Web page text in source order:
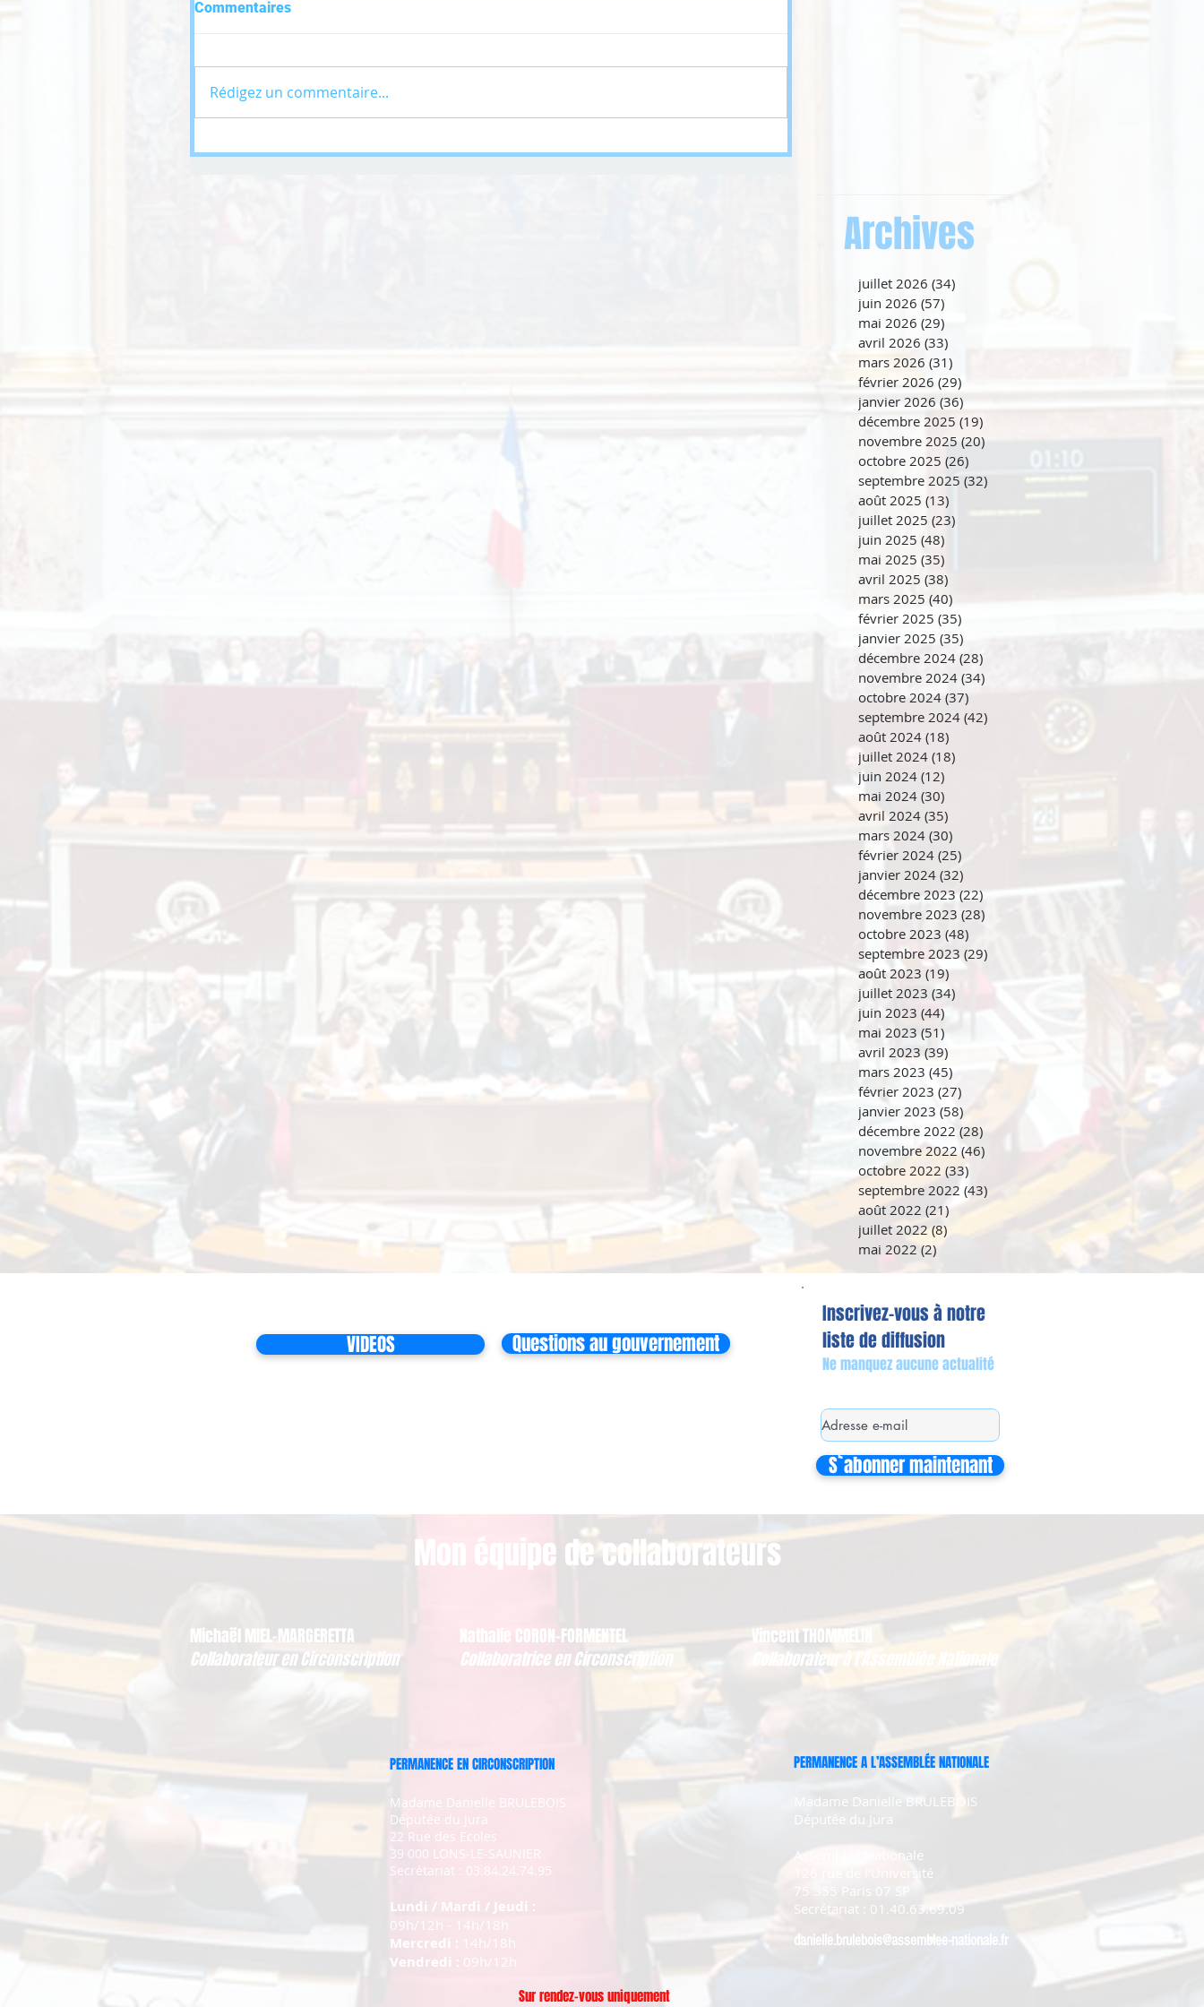
Commentaires
Rédigez un commentaire...
Archives
juillet 2026 (34)
juin 2026 (57)
mai 2026 (29)
avril 2026 (33)
mars 2026 (31)
février 2026 (29)
janvier 2026 (36)
décembre 2025 (19)
novembre 2025 (20)
octobre 2025 (26)
septembre 2025 (32) 32 posts
août 2025 (13)
juillet 2025 (23)
juin 2025 (48)
mai 2025 (35)
avril 2025 (38)
mars 2025 (40)
février 2025 (35)
janvier 2025 (35)
décembre 2024 (28)
novembre 2024 (34)
octobre 2024 (37)
septembre 2024 (42)
août 2024 (18)
juillet 2024 (18)
juin 2024 (12)
mai 2024 (30)
avril 2024 (35)
mars 2024 (30)
février 2024 (25)
janvier 2024 (32)
décembre 2023 (22)22 posts
novembre 2023 (28)
octobre 2023 (48)
septembre 2023 (29)
août 2023 (19)19 posts
juillet 2023 (34)
juin 2023 (44) 44 posts
mai 2023 (51)
avril 2023 (39)
mars 2023 (45) 45 posts
février 2023 (27)
janvier 2023 (58)
décembre 2022 (28)
novembre 2022 (46)
octobre 2022 (33)
septembre 2022 (43)
août 2022 (21)21 posts
juillet 2022 (8)
mai 2022 (2)
VIDEOS Questions au gouvernement
Inscrivez-vous à notre
liste de diffusion
Ne manquez aucune actualité
S`abonner maintenant
Mon équipe de collaborateurs
Michaël MIEL-MARGERETTA
Collaborateur en Circonscription
Vincent THOMMELIN
Collaborateur à l'Assemblée Nationale
Nathalie CORON-FORMENTEL
Collaboratrice en Circonscription
PERMANENCE EN CIRCONSCRIPTION
Madame Danielle BRULEBOIS
Députée du Jura
22 Rue des Ecoles
39 000 LONS-LE-SAUNIER
Secrétariat : 03.84.24.74.95
Lundi / Mardi / Jeudi :
09h/12h - 14h/18h
Mercredi : 14h/18h
Vendredi : 09h/12h
PERMANENCE A L’ASSEMBLÉE NATIONALE
Madame Danielle BRULEBOIS
Députée du Jura
Assemblée Nationale
126 rue de l'Université
75 355 Paris 07 SP
Secrétariat : 01.40.63.69.09
danielle.brulebois@assemblee-nationale.fr
Sur rendez-vous uniquement